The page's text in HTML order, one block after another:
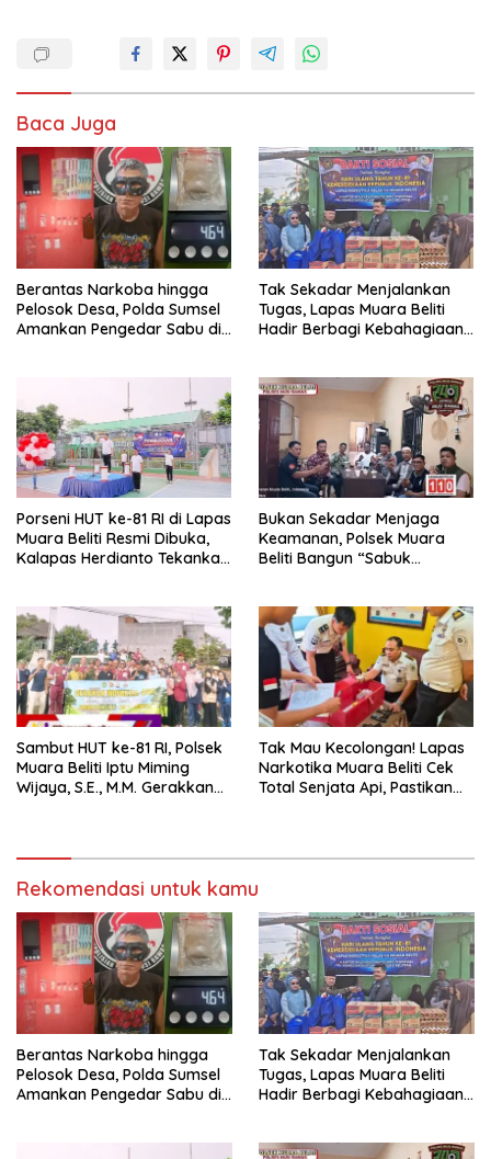
Baca Juga
Berantas Narkoba hingga
Pelosok Desa, Polda Sumsel
Amankan Pengedar Sabu di
Tak Sekadar Menjalankan
Tugas, Lapas Muara Beliti
Hadir Berbagi Kebahagiaan
Porseni HUT ke-81 RI di Lapas
Muara Beliti Resmi Dibuka,
Kalapas Herdianto Tekankan
Bukan Sekadar Menjaga
Keamanan, Polsek Muara
Beliti Bangun “Sabuk
Sambut HUT ke-81 RI, Polsek
Muara Beliti Iptu Miming
Wijaya, S.E., M.M. Gerakkan
Tak Mau Kecolongan! Lapas
Narkotika Muara Beliti Cek
Total Senjata Api, Pastikan
Rekomendasi untuk kamu
Berantas Narkoba hingga
Pelosok Desa, Polda Sumsel
Amankan Pengedar Sabu di
Tak Sekadar Menjalankan
Tugas, Lapas Muara Beliti
Hadir Berbagi Kebahagiaan